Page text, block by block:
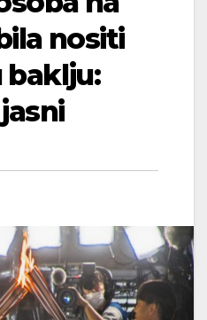
nositi
baklju: